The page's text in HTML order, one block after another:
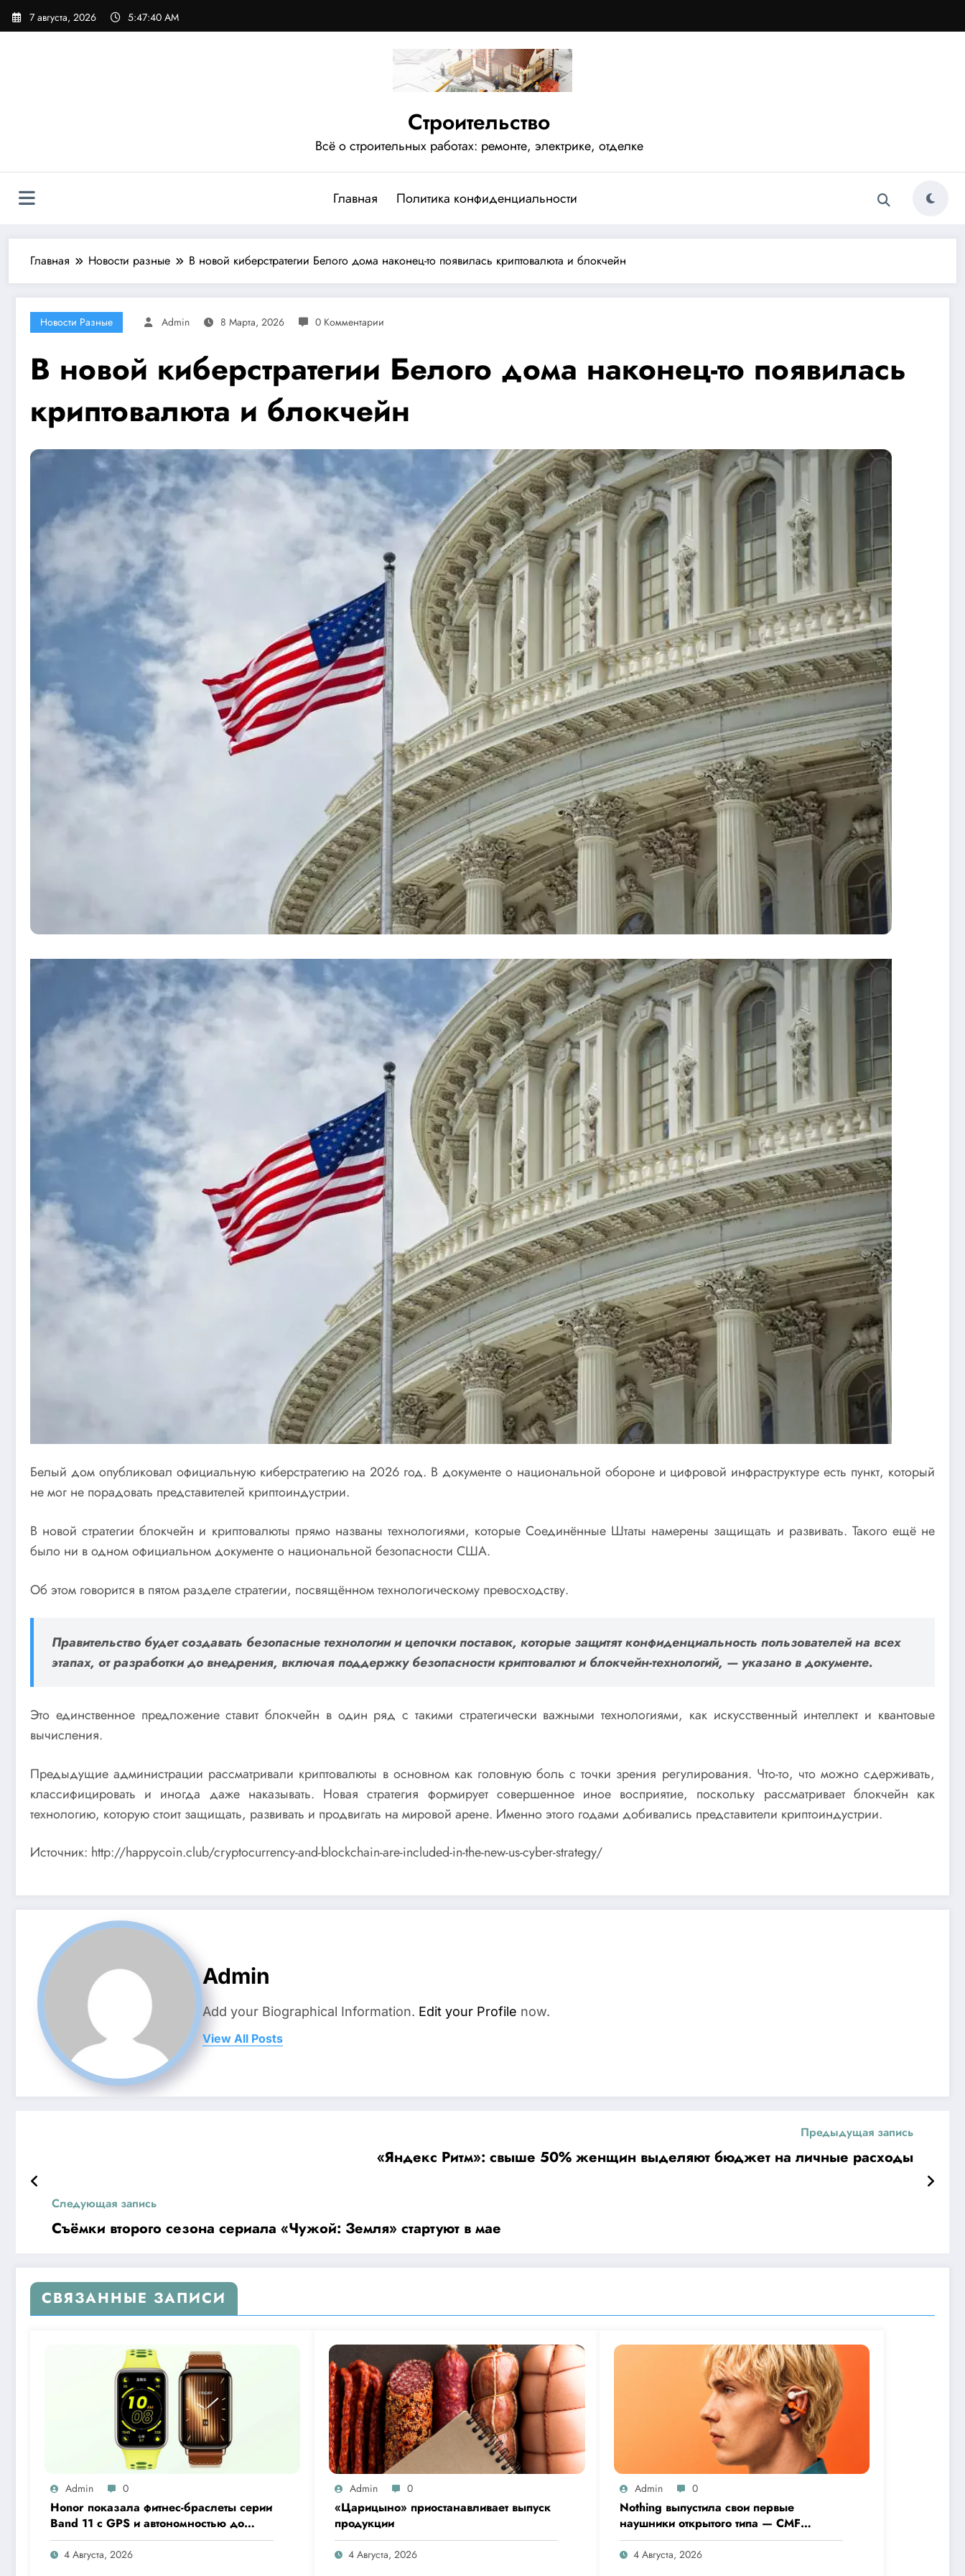
Перейти
7 августа, 2026 5:47:42 AM
Строительство
Всё о строительных работах: ремонте, электрике, отделке
Главная Политика конфиденциальности
Главная Новости разные В новой киберстратегии Белого дома наконец-то появилась криптовалюта и блокчейн
Новости Разные Admin 8 Марта, 2026 0 Комментарии
В новой киберстратегии Белого дома наконец-то появилась
криптовалюта и блокчейн
Белый дом опубликовал официальную киберстратегию на 2026 год. В документе о национальной обороне и цифровой инфраструктуре есть пункт, который
не мог не порадовать представителей криптоиндустрии.
В новой стратегии блокчейн и криптовалюты прямо названы технологиями, которые Соединённые Штаты намерены защищать и развивать. Такого ещё не
было ни в одном официальном документе о национальной безопасности США.
Об этом говорится в пятом разделе стратегии, посвящённом технологическому превосходству.
Правительство будет создавать безопасные технологии и цепочки поставок, которые защитят конфиденциальность пользователей на всех
этапах, от разработки до внедрения, включая поддержку безопасности криптовалют и блокчейн-технологий, — указано в документе.
Это единственное предложение ставит блокчейн в один ряд с такими стратегически важными технологиями, как искусственный интеллект и квантовые
вычисления.
Предыдущие администрации рассматривали криптовалюты в основном как головную боль с точки зрения регулирования. Что-то, что можно сдерживать,
классифицировать и иногда даже наказывать. Новая стратегия формирует совершенное иное восприятие, поскольку рассматривает блокчейн как
технологию, которую стоит защищать, развивать и продвигать на мировой арене. Именно этого годами добивались представители криптоиндустрии.
Источник: http://happycoin.club/cryptocurrency-and-blockchain-are-included-in-the-new-us-cyber-strategy/
Admin
Add your Biographical Information. Edit your Profile now.
View All Posts
Предыдущая запись
«Яндекс Ритм»: свыше 50% женщин выделяют бюджет на личные расходы
Следующая запись
Съёмки второго сезона сериала «Чужой: Земля» стартуют в мае
СВЯЗАННЫЕ ЗАПИСИ
Admin 0
Honor показала фитнес-браслеты серии
Band 11 с GPS и автономностью до
26 дней
4 Августа, 2026
Admin 0
«Царицыно» приостанавливает выпуск
продукции
4 Августа, 2026
Admin 0
Nothing выпустила свои первые
наушники открытого типа — CMF
Clip Pro
4 Августа, 2026